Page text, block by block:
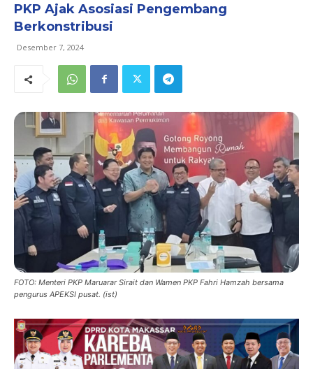
PKP Ajak Asosiasi Pengembang
Berkonstribusi
Desember 7, 2024
FOTO: Menteri PKP Maruarar Sirait dan Wamen PKP Fahri Hamzah bersama
pengurus APEKSI pusat. (ist)